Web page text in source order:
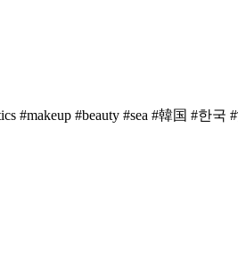
#makeup #beauty #sea #韓国 #한